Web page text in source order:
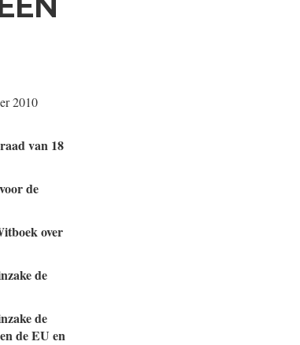
2010
van 18
de
over
de
de
de EU en